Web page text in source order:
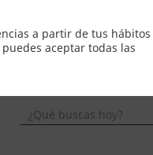
a partir de tus hábitos
aceptar todas las
¿Qué buscas hoy?